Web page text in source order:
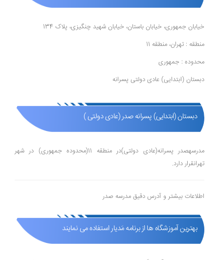
خیابان جمهوری، خیابان باستان، خیابان شهید چنگیزی، پلاک 134
منطقه : تهران، منطقه 11
محدوده : جمهوری
دبستان (ابتدایی) عادی دولتی پسرانه
دبستان (ابتدایی) پسرانه صدر (عادی دولتی )
مدرسهصدر پسرانه(عادی دولتی)در منطقه 11(محدوده جمهوری) در شهر
تهرانقرار دارد.
اطلاعات بیشتر و آدرس دقیق مدرسه صدر
بهترین آموزشگاه ها از برنامه مَدیار استفاده می نمایند